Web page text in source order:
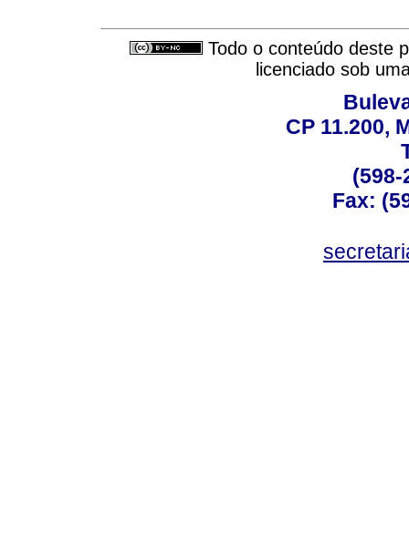
Todo o conteúdo deste
licenciado sob
CP 11.200,
(598-
Fax: